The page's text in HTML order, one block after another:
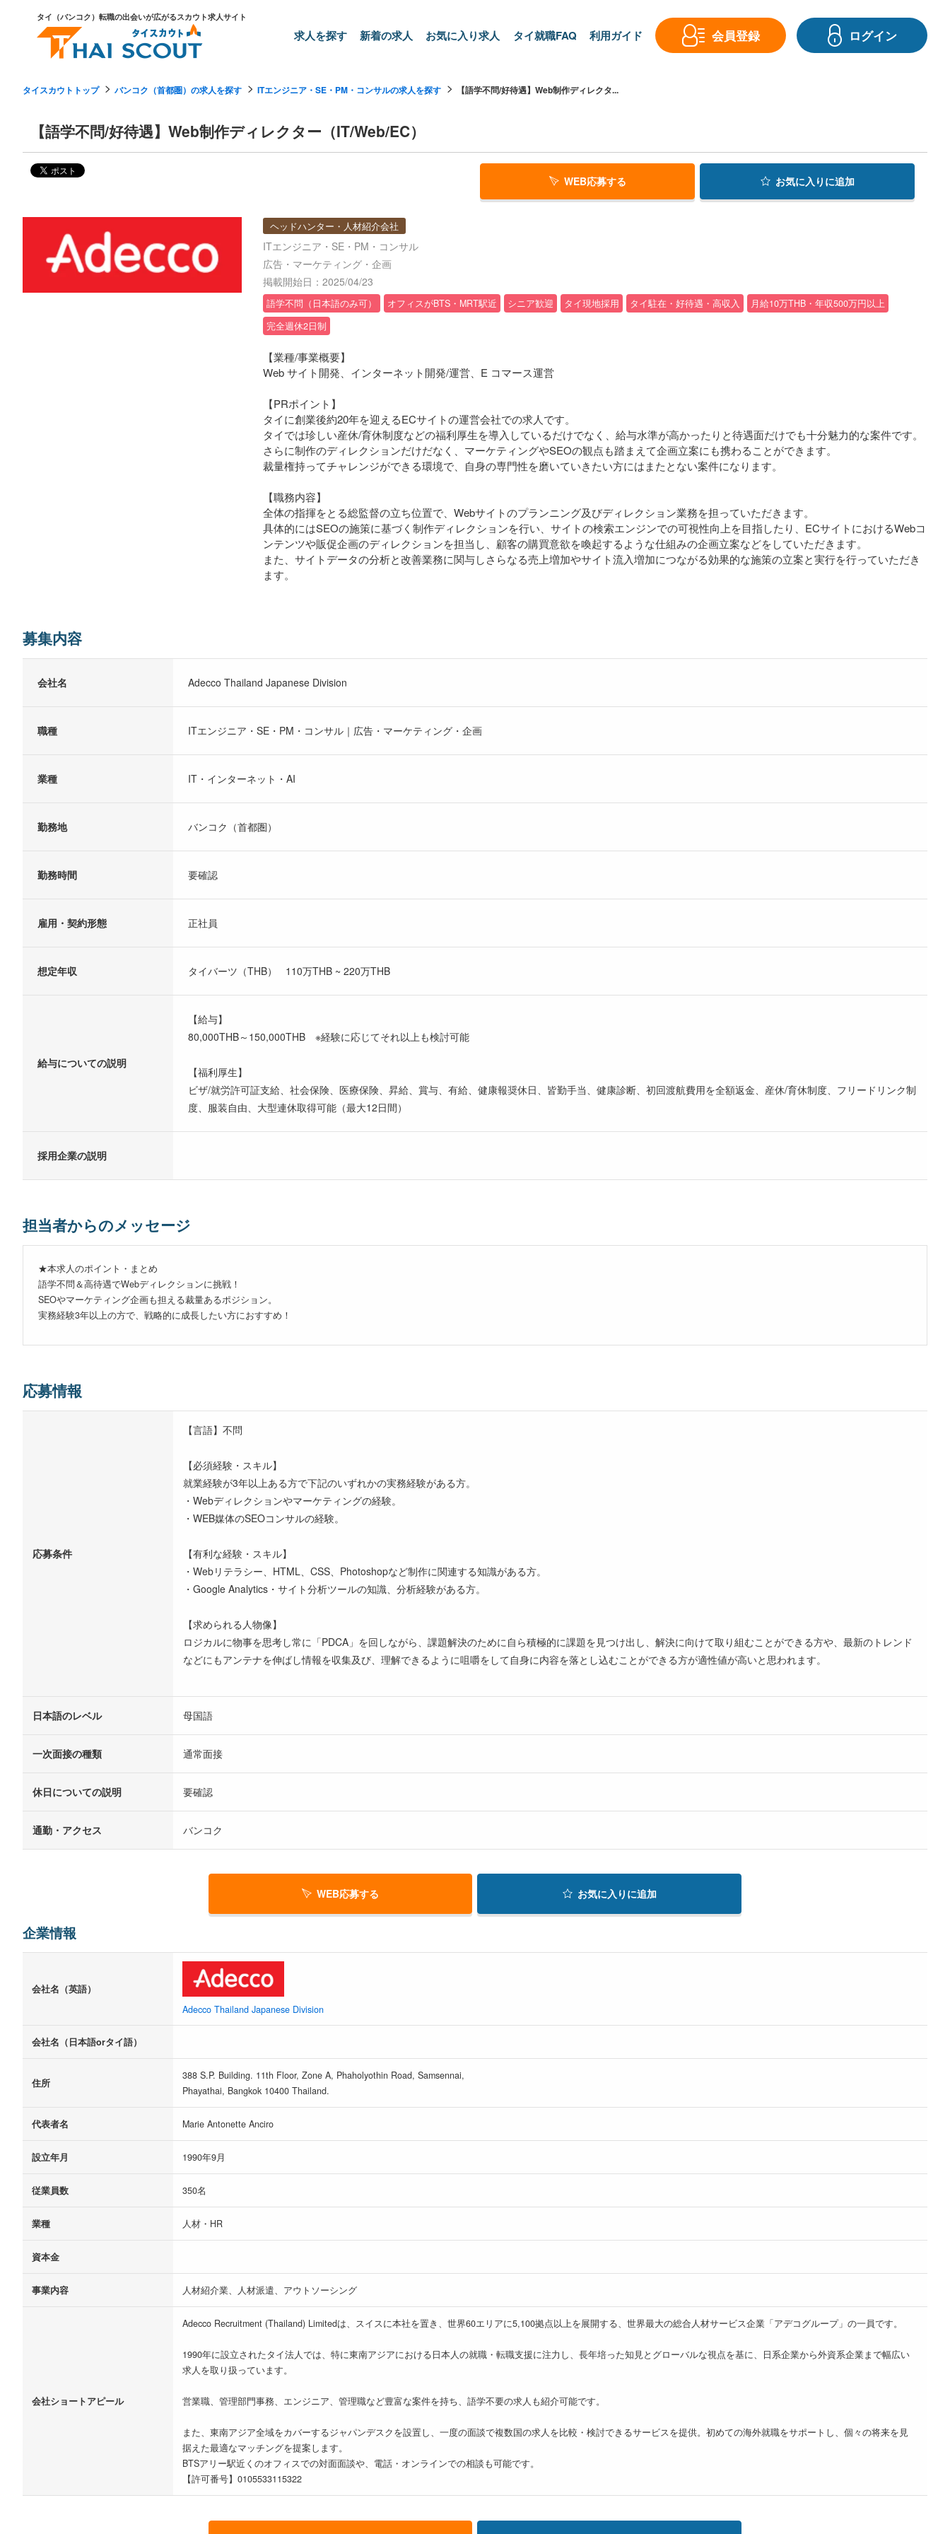
タイ（バンコク）転職の出会いが広がるスカウト求人サイト
求人を探す 新着の求人 お気に入り求人 タイ就職FAQ 利用ガイド 会員登録 ログイン
タイスカウトトップ バンコク（首都圏）の求人を探す ITエンジニア・SE・PM・コンサルの求人を探す 【語学不問/好待遇】Web制作ディレクタ...
【語学不問/好待遇】Web制作ディレクター（IT/Web/EC）
WEB応募する お気に入り に追加
ヘッドハンター・人材紹介会社
ITエンジニア・SE・PM・コンサル
広告・マーケティング・企画
掲載開始日：2025/04/23
語学不問（日本語のみ可） オフィスがBTS・MRT駅近 シニア歓迎 タイ現地採用 タイ駐在・好待遇・高収入
月給10万THB・年収500万円以上
完全週休2日制
【業種/事業概要】
Web サイト開発、インターネット開発/運営、E コマース運営
【PRポイント】
タイに創業後約20年を迎えるECサイトの運営会社での求人です。
タイでは珍しい産休/育休制度などの福利厚生を導入しているだけでなく、給与水準が高かったりと待遇面だけでも十分魅力的な案件です。
さらに制作のディレクションだけだなく、マーケティングやSEOの観点も踏まえて企画立案にも携わることができます。
裁量権持ってチャレンジができる環境で、自身の専門性を磨いていきたい方にはまたとない案件になります。
【職務内容】
全体の指揮をとる総監督の立ち位置で、Webサイトのプランニング及びディレクション業務を担っていただきます。
具体的にはSEOの施策に基づく制作ディレクションを行い、サイトの検索エンジンでの可視性向上を目指したり、ECサイトにおけるWebコ
ンテンツや販促企画のディレクションを担当し、顧客の購買意欲を喚起するような仕組みの企画立案などをしていただきます。
また、サイトデータの分析と改善業務に関与しさらなる売上増加やサイト流入増加につながる効果的な施策の立案と実行を行っていただき
ます。
募集内容
会社名 Adecco Thailand Japanese Division
職種 ITエンジニア・SE・PM・コンサル｜広告・マーケティング・企画
業種 IT・インターネット・AI
勤務地 バンコク（首都圏）
勤務時間 要確認
雇用・契約形態 正社員
想定年収 タイバーツ（THB） 110万THB ~ 220万THB
給与についての説明
【給与】
80,000THB～150,000THB ※経験に応じてそれ以上も検討可能
【福利厚生】
ビザ/就労許可証支給、社会保険、医療保険、昇給、賞与、有給、健康報奨休日、皆勤手当、健康診断、初回渡航費用を全額返金、産休/育休制度、フリードリンク制
度、服装自由、大型連休取得可能（最大12日間）
採用企業の説明
担当者からのメッセージ
★本求人のポイント・まとめ
語学不問＆高待遇でWebディレクションに挑戦！
SEOやマーケティング企画も担える裁量あるポジション。
実務経験3年以上の方で、戦略的に成長したい方におすすめ！
応募情報
応募条件
【言語】不問
【必須経験・スキル】
就業経験が3年以上ある方で下記のいずれかの実務経験がある方。
・Webディレクションやマーケティングの経験。
・WEB媒体のSEOコンサルの経験。
【有利な経験・スキル】
・Webリテラシー、HTML、CSS、Photoshopなど制作に関連する知識がある方。
・Google Analytics・サイト分析ツールの知識、分析経験がある方。
【求められる人物像】
ロジカルに物事を思考し常に「PDCA」を回しながら、課題解決のために自ら積極的に課題を見つけ出し、解決に向けて取り組むことができる方や、最新のトレンド
などにもアンテナを伸ばし情報を収集及び、理解できるように咀嚼をして自身に内容を落とし込むことができる方が適性値が高いと思われます。
日本語のレベル 母国語
一次面接の種類 通常面接
休日についての説明 要確認
通勤・アクセス バンコク
WEB応募する お気に入り に追加
企業情報
会社名（英語）
Adecco Thailand Japanese Division
会社名（日本語orタイ語）
住所
388 S.P. Building. 11th Floor, Zone A, Phaholyothin Road, Samsennai,
Phayathai, Bangkok 10400 Thailand.
代表者名 Marie Antonette Anciro
設立年月 1990年9月
従業員数 350名
業種 人材・HR
資本金
事業内容 人材紹介業、人材派遣、アウトソーシング
会社ショートアピール
Adecco Recruitment (Thailand) Limitedは、スイスに本社を置き、世界60エリアに5,100拠点以上を展開する、世界最大の総合人材サービス企業「アデコグループ」の一員です。
1990年に設立されたタイ法人では、特に東南アジアにおける日本人の就職・転職支援に注力し、長年培った知見とグローバルな視点を基に、日系企業から外資系企業まで幅広い
求人を取り扱っています。
営業職、管理部門事務、エンジニア、管理職など豊富な案件を持ち、語学不要の求人も紹介可能です。
また、東南アジア全域をカバーするジャパンデスクを設置し、一度の面談で複数国の求人を比較・検討できるサービスを提供。初めての海外就職をサポートし、個々の将来を見
据えた最適なマッチングを提案します。
BTSアリー駅近くのオフィスでの対面面談や、電話・オンラインでの相談も可能です。
【許可番号】0105533115322